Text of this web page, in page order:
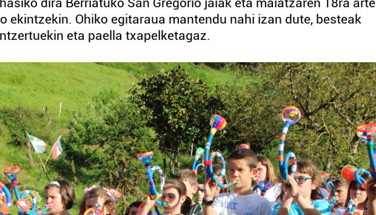
dira Berriatuko San Gregorio jaiak eta maiatzaren 18ra arte
ekintzekin. Ohiko egitaraua mantendu nahi izan dute, besteak
eta paella txapelketagaz.